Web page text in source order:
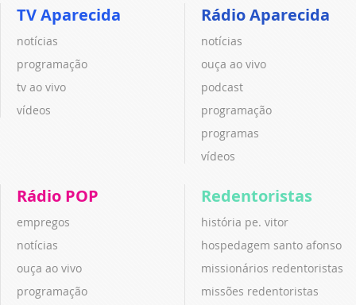
TV Aparecida
notícias
programação
tv ao vivo
vídeos
Rádio Aparecida
notícias
ouça ao vivo
podcast
programação
programas
vídeos
Rádio POP
empregos
notícias
ouça ao vivo
programação
Redentoristas
história pe. vitor
hospedagem santo afonso
missionários redentoristas
missões redentoristas